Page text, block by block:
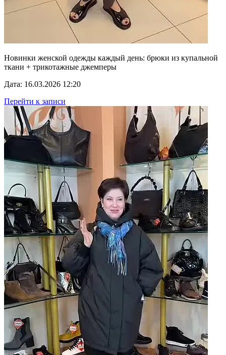
Новинки женской одежды каждый день: брюки из купальной
ткани + трикотажные джемперы
Дата: 16.03.2026 12:20
Перейти к записи